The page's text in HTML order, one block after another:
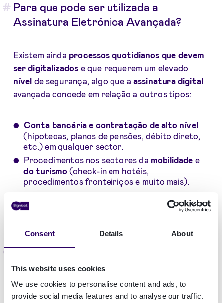
Consent Details About
This website uses cookies
We use cookies to personalise content and ads, to
provide social media features and to analyse our traffic.
Para que pode ser utilizada a
Assinatura Eletrónica Avançada?
Existem ainda processos quotidianos que devem
ser digitalizados e que requerem um elevado
nível de segurança, algo que a assinatura digital
avançada concede em relação a outros tipos:
Conta bancária e contratação de alto nível
(hipotecas, planos de pensões, débito direto,
etc.) em qualquer sector.
Procedimentos nos sectores da mobilidade e
do turismo (check-in em hotéis,
procedimentos fronteiriços e muito mais).
Processos de
administração eletrónica
outros relacionados com a
cooperação do
Diferenças entre uma assinatura
eletrónica simples, avançada e
qualificada